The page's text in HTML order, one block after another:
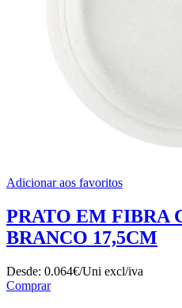
Adicionar aos favoritos
PRATO EM FIBRA
BRANCO 17,5CM
Desde: 0.064€/Uni excl/iva
Comprar